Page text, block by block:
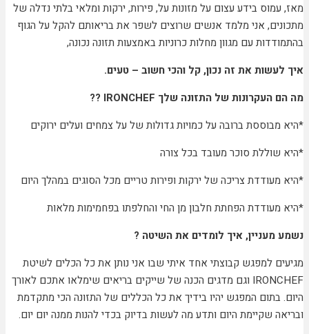
מאז, עמוס בידע עצום על מזונות על, פירות, ירקות ומלאי בלתי נדלה של
מתכונים, אני מלמד אנשים שרוצים לשפר את בריאותם להקל על הגוף
בהתמודדות עם מגוון מחלות כרוניות באמצעות תזונה נכונה,
איך לעשות את זה נכון, קל והכי חשוב – טעים.
מה הם העקרונות של התזונה שלך IRONCHEF ??
*היא מבוססת ברובה על כמויות גדולות של על צמחים ועלים ירוקים
*היא שוללת סוכר מעובד בכל צורה
*היא מעודדת צריכה של ירקות ופירות טריים מכל הסוגים במהלך היום
*היא מעודדת הפחתת חלבון מן החי והחלפתו בפחמימות מלאות
נשמע מעניין, איך לומדים את השיטה ?
מגיעים למפגש קבוצתי אחד איתי שבו אני נותן את כל הכלים לשיטת
IRONCHEF וגם מדגים הכנה של שייקים בריאים שימלאו אתכם לאורך
היום. בתום המפגש יהיו בידיך את כל הכללים של התזונה הכי מתקדמת
ובריאה שקיימת היום ותדע מה לעשות בדיוק בכדי להנות ממנה יום יום.